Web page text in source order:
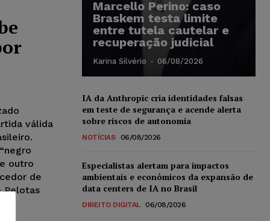
válida
outro
de
Pelotas
Marcello Perino: caso
Braskem testa limite
entre tutela cautelar e
recuperação judicial
Karina Silvério - 06/08/2026
IA da Anthropic cria identidades falsas
em teste de segurança e acende alerta
sobre riscos de autonomia
NOTÍCIAS 06/08/2026
Especialistas alertam para impactos
ambientais e econômicos da expansão de
data centers de IA no Brasil
DIREITO DIGITAL 06/08/2026